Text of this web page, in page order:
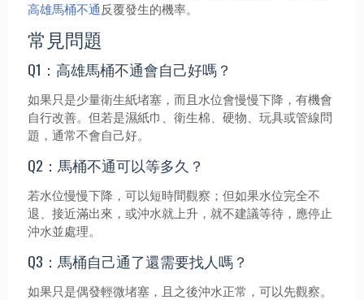
高雄馬桶不通反覆發生的機率。
常見問題
Q1：高雄馬桶不通會自己好嗎？
如果只是少量衛生紙堵塞，而且水位會慢慢下降，有機會
自行改善。但若是濕紙巾、衛生棉、硬物、玩具或管線問
題，通常不會自己好。
Q2：馬桶不通可以等多久？
若水位慢慢下降，可以短時間觀察；但如果水位完全不
退、接近滿出來，或沖水就上升，就不建議等待，應停止
沖水並處理。
Q3：馬桶自己通了還需要找人嗎？
如果只是偶發輕微堵塞，且之後沖水正常，可以先觀察。